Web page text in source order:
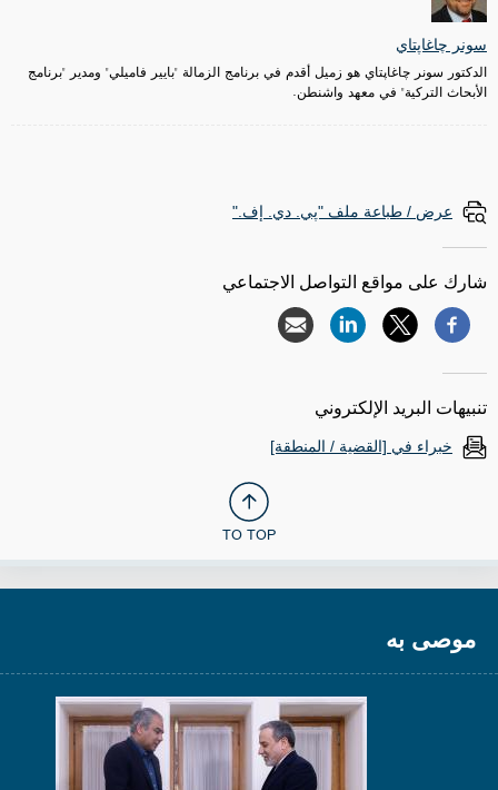
سونر چاغاپتاي
الدكتور سونر چاغاپتاي هو زميل أقدم في برنامج الزمالة "بايير فاميلي" ومدير "برنامج
الأبحاث التركية" في معهد واشنطن.
عرض / طباعة ملف "پي. دي. إف."
شارك على مواقع التواصل الاجتماعي
تنبيهات البريد الإلكتروني
خبراء في [القضية / المنطقة]
TO TOP
موصى به